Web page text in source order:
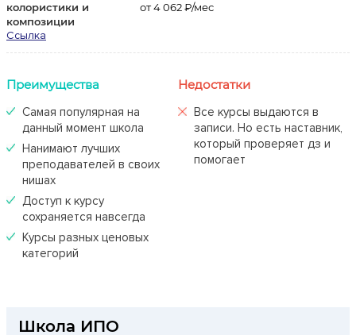
колористики и
композиции
Ссылка
от 4 062 ₽/мес
Преимущества
Самая популярная на
данный момент школа
Нанимают лучших
преподавателей в своих
нишах
Доступ к курсу
сохраняется навсегда
Курсы разных ценовых
категорий
Недостатки
Все курсы выдаются в
записи. Но есть наставник,
который проверяет дз и
помогает
Школа ИПО